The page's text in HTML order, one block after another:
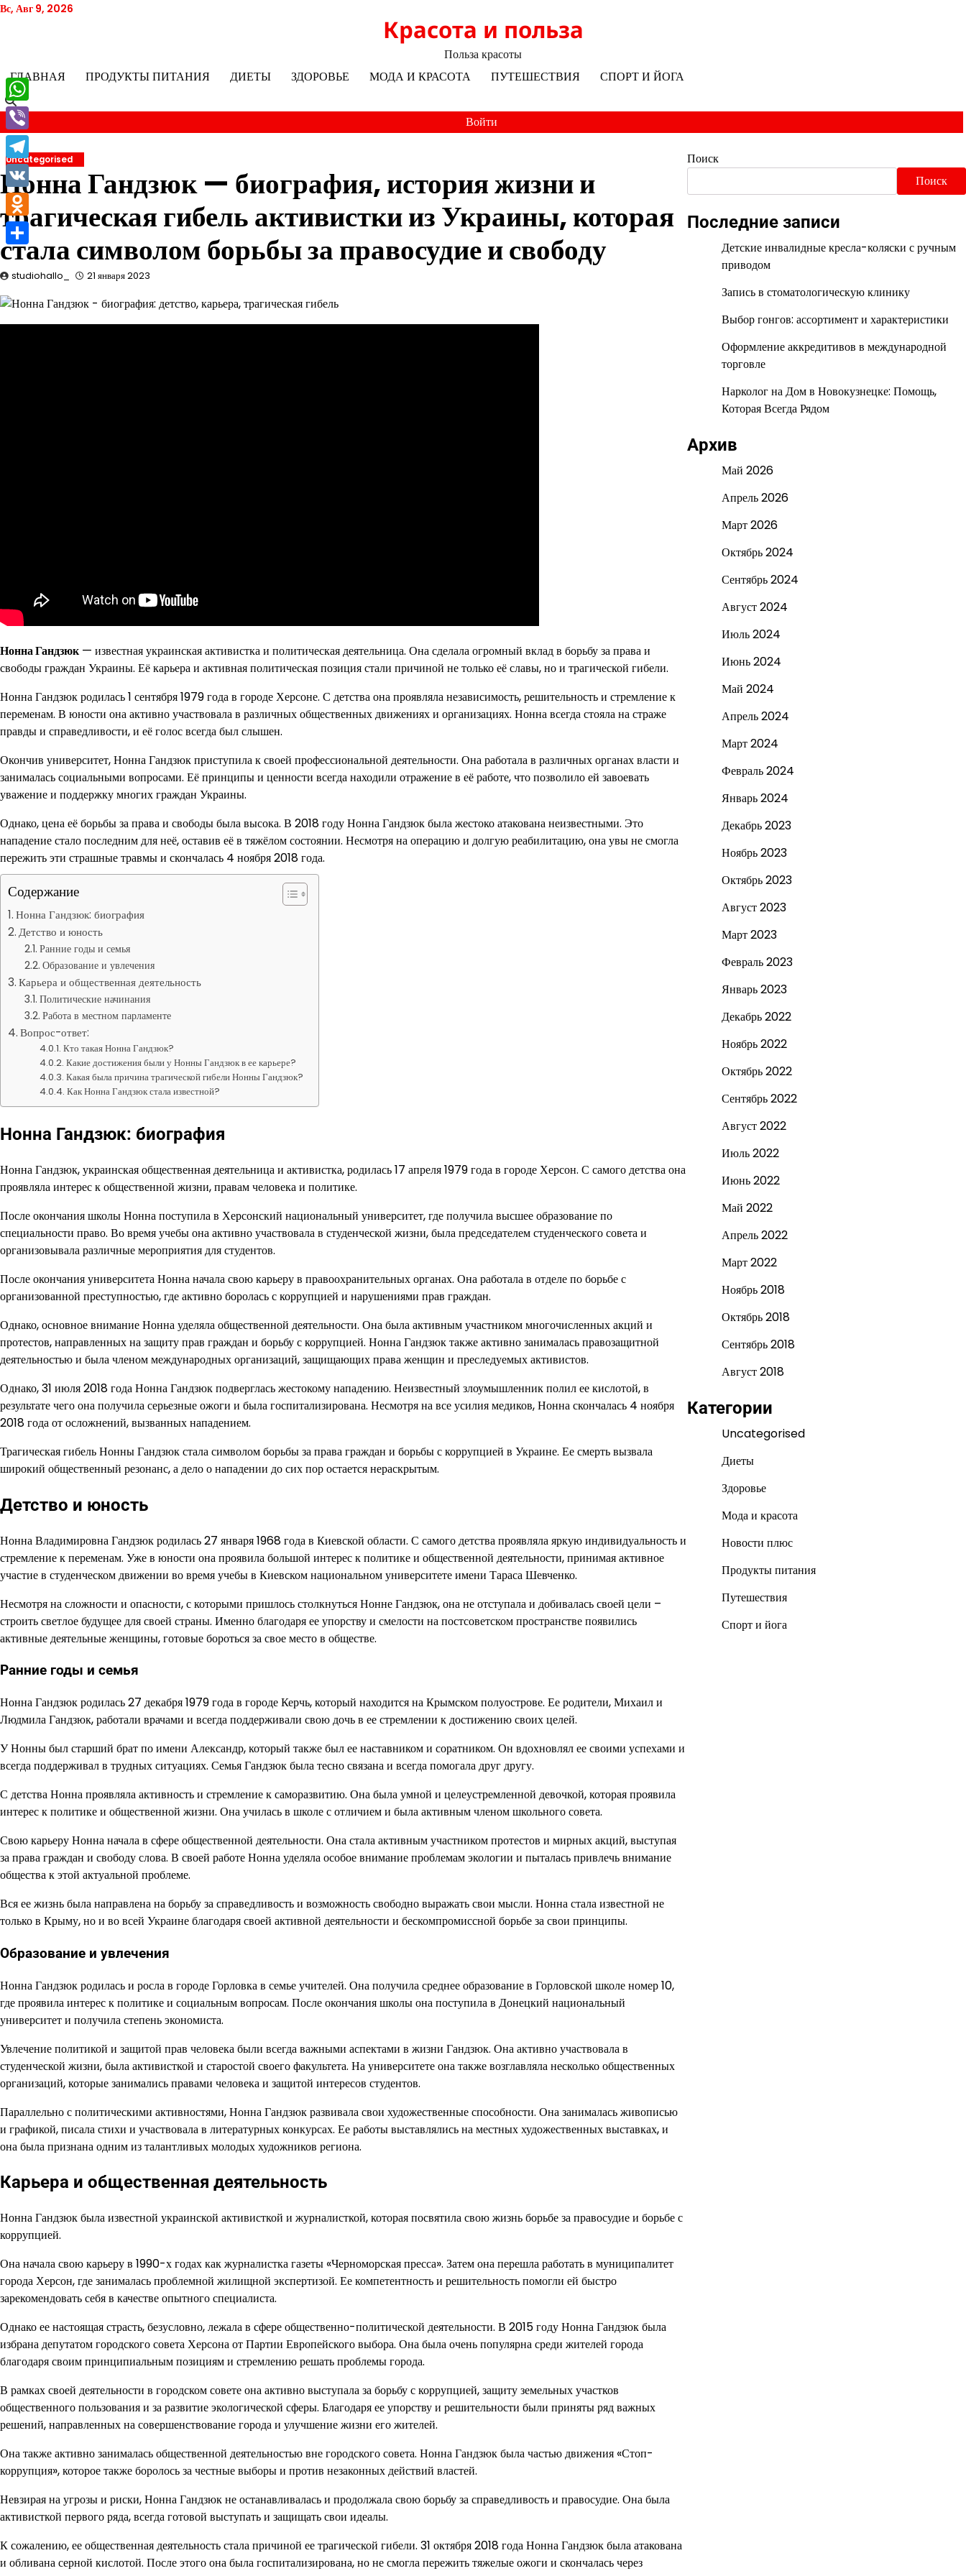
Перейти
Вс, Авг 9, 2026
Красота и польза
Польза красоты
ГЛАВНАЯ
ПРОДУКТЫ ПИТАНИЯ ДИЕТЫ ЗДОРОВЬЕ МОДА И КРАСОТА ПУТЕШЕСТВИЯ СПОРТ И ЙОГА
Войти
Uncategorised
Нонна Гандзюк — биография, история жизни и
трагическая гибель активистки из Украины, которая
стала символом борьбы за правосудие и свободу
studiohallo_ 21 января 2023
Нонна Гандзюк— известная украинская активистка и политическая деятельница. Она сделала огромный вклад в борьбу за права и
свободы граждан Украины. Её карьера и активная политическая позиция стали причиной не только её славы, но и трагической гибели.
Нонна Гандзюк родилась 1 сентября 1979 года в городе Херсоне. С детства она проявляла независимость, решительность и стремление к
переменам. В юности она активно участвовала в различных общественных движениях и организациях. Нонна всегда стояла на страже
правды и справедливости, и её голос всегда был слышен.
Окончив университет, Нонна Гандзюк приступила к своей профессиональной деятельности. Она работала в различных органах власти и
занималась социальными вопросами. Её принципы и ценности всегда находили отражение в её работе, что позволило ей завоевать
уважение и поддержку многих граждан Украины.
Однако, цена её борьбы за права и свободы была высока. В 2018 году Нонна Гандзюк была жестоко атакована неизвестными. Это
нападение стало последним для неё, оставив её в тяжёлом состоянии. Несмотря на операцию и долгую реабилитацию, она увы не смогла
пережить эти страшные травмы и скончалась 4 ноября 2018 года.
Содержание
Нонна Гандзюк: биография
Детство и юность
Ранние годы и семья
Образование и увлечения
Карьера и общественная деятельность
Политические начинания
Работа в местном парламенте
Вопрос-ответ:
Кто такая Нонна Гандзюк?
Какие достижения были у Нонны Гандзюк в ее карьере?
Какая была причина трагической гибели Нонны Гандзюк?
Как Нонна Гандзюк стала известной?
Нонна Гандзюк: биография
Нонна Гандзюк, украинская общественная деятельница и активистка, родилась 17 апреля 1979 года в городе Херсон. С самого детства она
проявляла интерес к общественной жизни, правам человека и политике.
После окончания школы Нонна поступила в Херсонский национальный университет, где получила высшее образование по
специальности право. Во время учебы она активно участвовала в студенческой жизни, была председателем студенческого совета и
организовывала различные мероприятия для студентов.
После окончания университета Нонна начала свою карьеру в правоохранительных органах. Она работала в отделе по борьбе с
организованной преступностью, где активно боролась с коррупцией и нарушениями прав граждан.
Однако, основное внимание Нонна уделяла общественной деятельности. Она была активным участником многочисленных акций и
протестов, направленных на защиту прав граждан и борьбу с коррупцией. Нонна Гандзюк также активно занималась правозащитной
деятельностью и была членом международных организаций, защищающих права женщин и преследуемых активистов.
Однако, 31 июля 2018 года Нонна Гандзюк подверглась жестокому нападению. Неизвестный злоумышленник полил ее кислотой, в
результате чего она получила серьезные ожоги и была госпитализирована. Несмотря на все усилия медиков, Нонна скончалась 4 ноября
2018 года от осложнений, вызванных нападением.
Трагическая гибель Нонны Гандзюк стала символом борьбы за права граждан и борьбы с коррупцией в Украине. Ее смерть вызвала
широкий общественный резонанс, а дело о нападении до сих пор остается нераскрытым.
Детство и юность
Нонна Владимировна Гандзюк родилась 27 января 1968 года в Киевской области. С самого детства проявляла яркую индивидуальность и
стремление к переменам. Уже в юности она проявила большой интерес к политике и общественной деятельности, принимая активное
участие в студенческом движении во время учебы в Киевском национальном университете имени Тараса Шевченко.
Несмотря на сложности и опасности, с которыми пришлось столкнуться Нонне Гандзюк, она не отступала и добивалась своей цели –
строить светлое будущее для своей страны. Именно благодаря ее упорству и смелости на постсоветском пространстве появились
активные деятельные женщины, готовые бороться за свое место в обществе.
Ранние годы и семья
Нонна Гандзюк родилась 27 декабря 1979 года в городе Керчь, который находится на Крымском полуострове. Ее родители, Михаил и
Людмила Гандзюк, работали врачами и всегда поддерживали свою дочь в ее стремлении к достижению своих целей.
У Нонны был старший брат по имени Александр, который также был ее наставником и соратником. Он вдохновлял ее своими успехами и
всегда поддерживал в трудных ситуациях. Семья Гандзюк была тесно связана и всегда помогала друг другу.
С детства Нонна проявляла активность и стремление к саморазвитию. Она была умной и целеустремленной девочкой, которая проявила
интерес к политике и общественной жизни. Она училась в школе с отличием и была активным членом школьного совета.
Свою карьеру Нонна начала в сфере общественной деятельности. Она стала активным участником протестов и мирных акций, выступая
за права граждан и свободу слова. В своей работе Нонна уделяла особое внимание проблемам экологии и пыталась привлечь внимание
общества к этой актуальной проблеме.
Вся ее жизнь была направлена на борьбу за справедливость и возможность свободно выражать свои мысли. Нонна стала известной не
только в Крыму, но и во всей Украине благодаря своей активной деятельности и бескомпромиссной борьбе за свои принципы.
Образование и увлечения
Нонна Гандзюк родилась и росла в городе Горловка в семье учителей. Она получила среднее образование в Горловской школе номер 10,
где проявила интерес к политике и социальным вопросам. После окончания школы она поступила в Донецкий национальный
университет и получила степень экономиста.
Увлечение политикой и защитой прав человека были всегда важными аспектами в жизни Гандзюк. Она активно участвовала в
студенческой жизни, была активисткой и старостой своего факультета. На университете она также возглавляла несколько общественных
организаций, которые занимались правами человека и защитой интересов студентов.
Параллельно с политическими активностями, Нонна Гандзюк развивала свои художественные способности. Она занималась живописью
и графикой, писала стихи и участвовала в литературных конкурсах. Ее работы выставлялись на местных художественных выставках, и
она была признана одним из талантливых молодых художников региона.
Карьера и общественная деятельность
Нонна Гандзюк была известной украинской активисткой и журналисткой, которая посвятила свою жизнь борьбе за правосудие и борьбе с
коррупцией.
Она начала свою карьеру в 1990-х годах как журналистка газеты «Черноморская пресса». Затем она перешла работать в муниципалитет
города Херсон, где занималась проблемной жилищной экспертизой. Ее компетентность и решительность помогли ей быстро
зарекомендовать себя в качестве опытного специалиста.
Однако ее настоящая страсть, безусловно, лежала в сфере общественно-политической деятельности. В 2015 году Нонна Гандзюк была
избрана депутатом городского совета Херсона от Партии Европейского выбора. Она была очень популярна среди жителей города
благодаря своим принципиальным позициям и стремлению решать проблемы города.
В рамках своей деятельности в городском совете она активно выступала за борьбу с коррупцией, защиту земельных участков
общественного пользования и за развитие экологической сферы. Благодаря ее упорству и решительности были приняты ряд важных
решений, направленных на совершенствование города и улучшение жизни его жителей.
Она также активно занималась общественной деятельностью вне городского совета. Нонна Гандзюк была частью движения «Стоп-
коррупция», которое также боролось за честные выборы и против незаконных действий властей.
Невзирая на угрозы и риски, Нонна Гандзюк не останавливалась и продолжала свою борьбу за справедливость и правосудие. Она была
активисткой первого ряда, всегда готовой выступать и защищать свои идеалы.
К сожалению, ее общественная деятельность стала причиной ее трагической гибели. 31 октября 2018 года Нонна Гандзюк была атакована
и обливана серной кислотой. После этого она была госпитализирована, но не смогла пережить тяжелые ожоги и скончалась через
Поиск
Поиск
Последние записи
Детские инвалидные кресла-коляски с ручным
приводом
Запись в стоматологическую клинику
Выбор гонгов: ассортимент и характеристики
Оформление аккредитивов в международной
торговле
Нарколог на Дом в Новокузнецке: Помощь,
Которая Всегда Рядом
Архив
Май 2026
Апрель 2026
Март 2026
Октябрь 2024
Сентябрь 2024
Август 2024
Июль 2024
Июнь 2024
Май 2024
Апрель 2024
Март 2024
Февраль 2024
Январь 2024
Декабрь 2023
Ноябрь 2023
Октябрь 2023
Август 2023
Март 2023
Февраль 2023
Январь 2023
Декабрь 2022
Ноябрь 2022
Октябрь 2022
Сентябрь 2022
Август 2022
Июль 2022
Июнь 2022
Май 2022
Апрель 2022
Март 2022
Ноябрь 2018
Октябрь 2018
Сентябрь 2018
Август 2018
Категории
Uncategorised
Диеты
Здоровье
Мода и красота
Новости плюс
Продукты питания
Путешествия
Спорт и йога
WhatsApp
Viber
Telegram
VK
Odnoklassniki
Отправить